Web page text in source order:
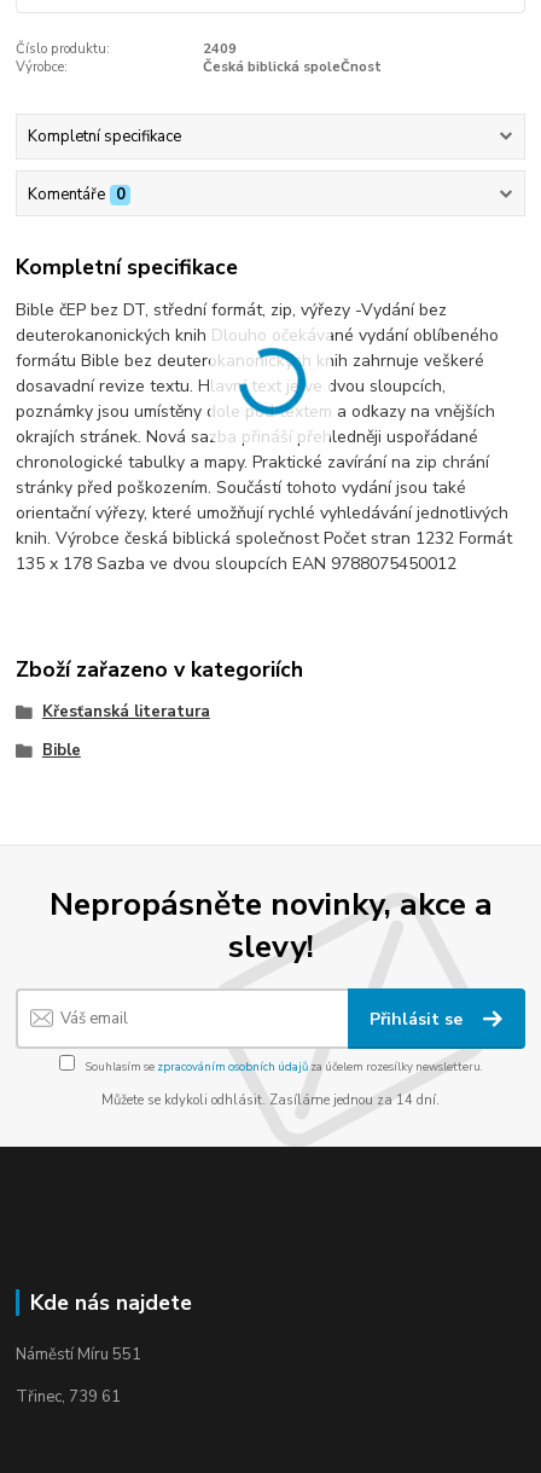
Číslo produktu:
2409
Výrobce:
Česká biblická spoleČnost
Kompletní specifikace
Komentáře 0
Kompletní specifikace
Bible čEP bez DT, střední formát, zip, výřezy -Vydání bez
deuterokanonických knih Dlouho očekávané vydání oblíbeného
formátu Bible bez deuterokanonických knih zahrnuje veškeré
dosavadní revize textu. Hlavní text je ve dvou sloupcích,
poznámky jsou umístěny dole pod textem a odkazy na vnějších
okrajích stránek. Nová sazba přináší přehledněji uspořádané
chronologické tabulky a mapy. Praktické zavírání na zip chrání
stránky před poškozením. Součástí tohoto vydání jsou také
orientační výřezy, které umožňují rychlé vyhledávání jednotlivých
knih. Výrobce česká biblická společnost Počet stran 1232 Formát
135 x 178 Sazba ve dvou sloupcích EAN 9788075450012
Zboží zařazeno v kategoriích
Křesťanská literatura
Bible
Nepropásněte novinky, akce a
slevy!
Přihlásit se
Souhlasím se zpracováním osobních údajůza účelem rozesílky newsletteru.
Můžete se kdykoli odhlásit. Zasíláme jednou za 14 dní.
Kde nás najdete
Náměstí Míru 551
Třinec, 739 61